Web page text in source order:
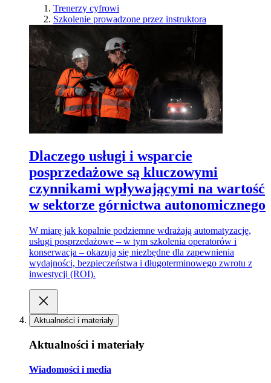
Trenerzy cyfrowi
Szkolenie prowadzone przez instruktora
Dlaczego usługi i wsparcie
posprzedażowe są kluczowymi
czynnikami wpływającymi na wartość
w sektorze górnictwa autonomicznego
W miarę jak kopalnie podziemne wdrażają automatyzację,
usługi posprzedażowe – w tym szkolenia operatorów i
konserwacja – okazują się niezbędne dla zapewnienia
wydajności, bezpieczeństwa i długoterminowego zwrotu z
inwestycji (ROI).
Aktualności i materiały
Aktualności i materiały
Wiadomości i media